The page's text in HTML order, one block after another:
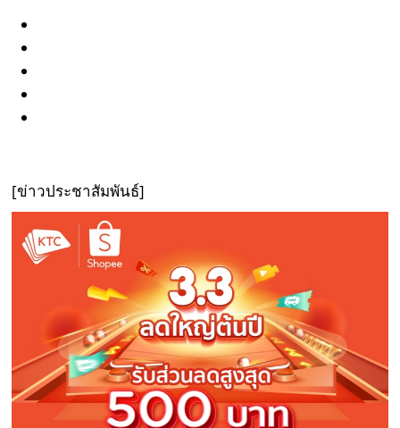
[ข่าวประชาสัมพันธ์]